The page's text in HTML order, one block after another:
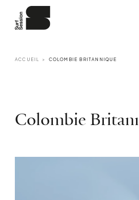
ACCUEIL COLOMBIE BRITANNIQUE
Colombie